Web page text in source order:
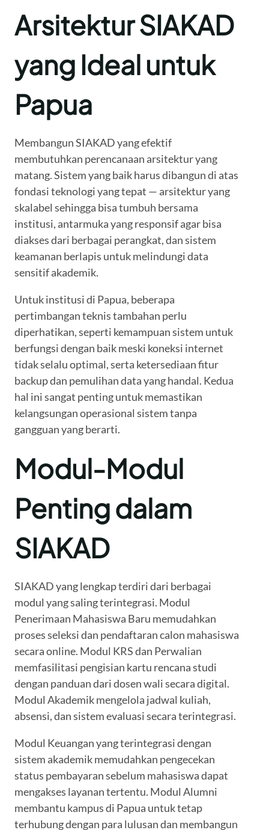
Arsitektur SIAKAD
yang Ideal untuk
Papua
Membangun SIAKAD yang efektif
membutuhkan perencanaan arsitektur yang
matang. Sistem yang baik harus dibangun di atas
fondasi teknologi yang tepat — arsitektur yang
skalabel sehingga bisa tumbuh bersama
institusi, antarmuka yang responsif agar bisa
diakses dari berbagai perangkat, dan sistem
keamanan berlapis untuk melindungi data
sensitif akademik.
Untuk institusi di Papua, beberapa
pertimbangan teknis tambahan perlu
diperhatikan, seperti kemampuan sistem untuk
berfungsi dengan baik meski koneksi internet
tidak selalu optimal, serta ketersediaan fitur
backup dan pemulihan data yang handal. Kedua
hal ini sangat penting untuk memastikan
kelangsungan operasional sistem tanpa
gangguan yang berarti.
Modul-Modul
Penting dalam
SIAKAD
SIAKAD yang lengkap terdiri dari berbagai
modul yang saling terintegrasi. Modul
Penerimaan Mahasiswa Baru memudahkan
proses seleksi dan pendaftaran calon mahasiswa
secara online. Modul KRS dan Perwalian
memfasilitasi pengisian kartu rencana studi
dengan panduan dari dosen wali secara digital.
Modul Akademik mengelola jadwal kuliah,
absensi, dan sistem evaluasi secara terintegrasi.
Modul Keuangan yang terintegrasi dengan
sistem akademik memudahkan pengecekan
status pembayaran sebelum mahasiswa dapat
mengakses layanan tertentu. Modul Alumni
membantu kampus di Papua untuk tetap
terhubung dengan para lulusan dan membangun